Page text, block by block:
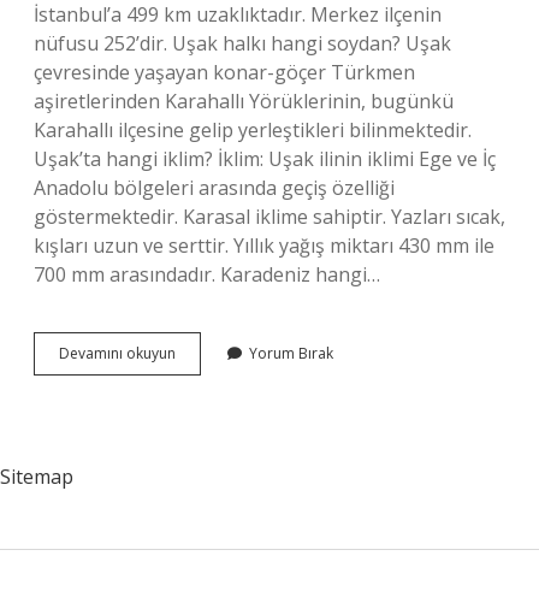
İstanbul’a 499 km uzaklıktadır. Merkez ilçenin
nüfusu 252’dir. Uşak halkı hangi soydan? Uşak
çevresinde yaşayan konar-göçer Türkmen
aşiretlerinden Karahallı Yörüklerinin, bugünkü
Karahallı ilçesine gelip yerleştikleri bilinmektedir.
Uşak’ta hangi iklim? İklim: Uşak ilinin iklimi Ege ve İç
Anadolu bölgeleri arasında geçiş özelliği
göstermektedir. Karasal iklime sahiptir. Yazları sıcak,
kışları uzun ve serttir. Yıllık yağış miktarı 430 mm ile
700 mm arasındadır. Karadeniz hangi…
Devamını okuyun
Karadenizde
Yorum Bırak
Sitemap